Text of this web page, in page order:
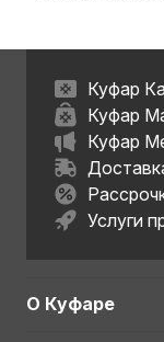
Куфар
Куфар
Куфар
Услуги
О Куфаре